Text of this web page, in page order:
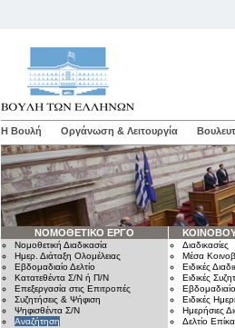
Η Βουλή Οργάνωση & Λειτουργία
ΝΟΜΟΘΕΤΙΚΟ ΕΡΓΟ
Νομοθετική Διαδικασία
Ημερ. Διάταξη Ολομέλειας
Εβδομαδιαίο Δελτίο
Κατατεθέντα Σ/Ν ή Π/Ν
Επεξεργασία στις Επιτροπές
Συζητήσεις & Ψήφιση
Ψηφισθέντα Σ/Ν
Αναζήτηση
Διαδικασίες
Μέσα
Ειδικές
Ειδικές
Εβδομαδιαίο
Ειδικές
Ημερήσιες
Δελτίο